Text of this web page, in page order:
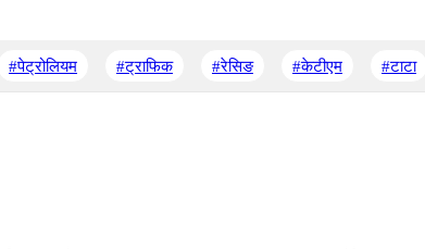
#पेट्रोलियम #ट्राफिक #रेसिङ #केटीएम #टाटा